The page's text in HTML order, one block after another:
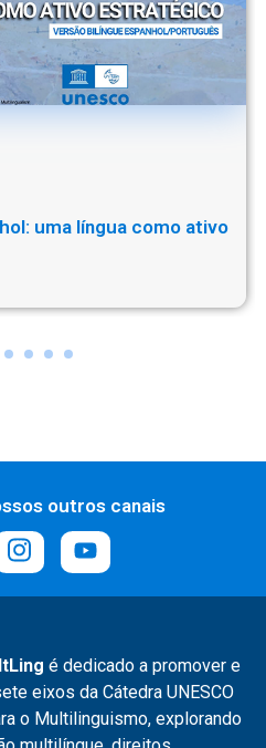
uma língua como ativo
outros canais
é dedicado a promover e
eixos da Cátedra UNESCO
o Multilinguismo, explorando